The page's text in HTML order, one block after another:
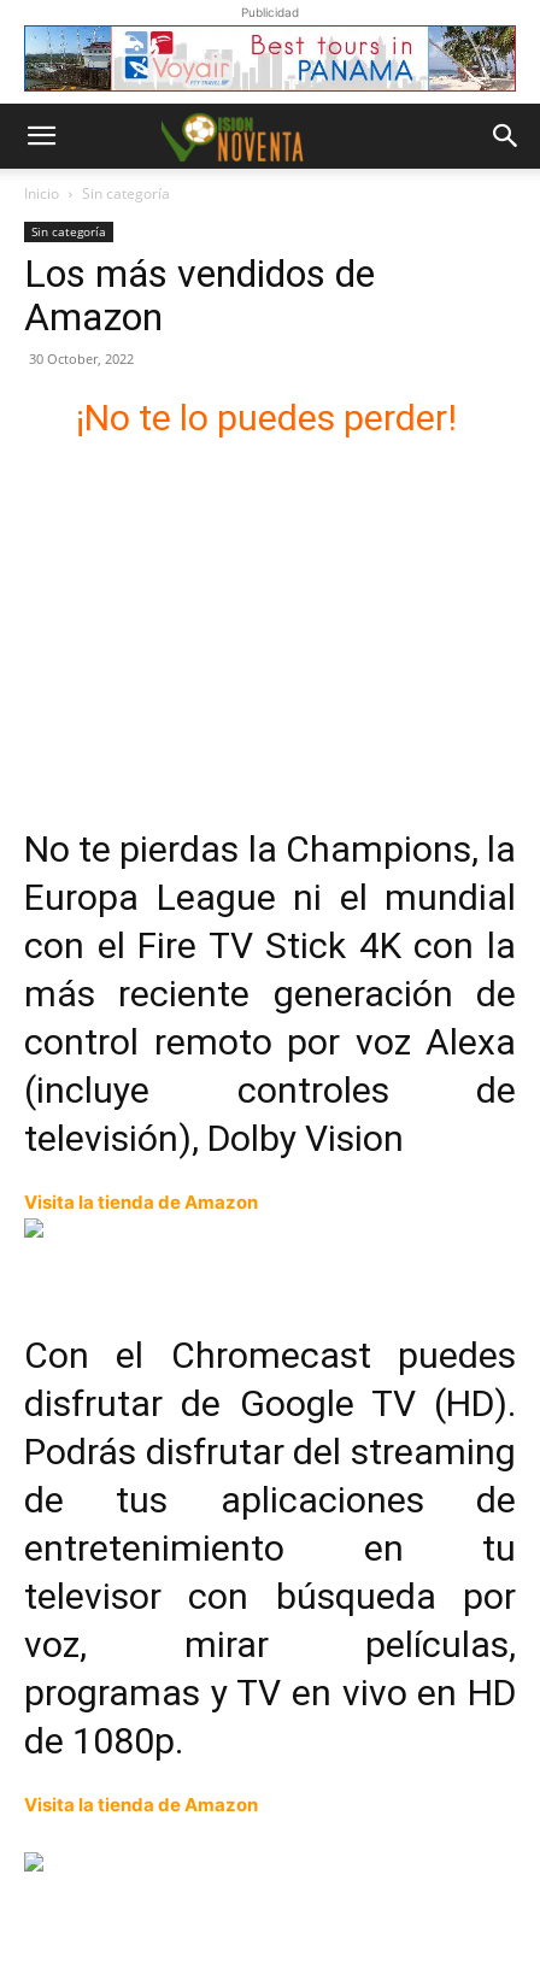
Publicidad
Inicio Sin categoría
Sin categoría
Los más vendidos de
Amazon
30 October, 2022
¡No te lo puedes perder!
No te pierdas la Champions, la
Europa League ni el mundial
con el Fire TV Stick 4K con la
más reciente generación de
control remoto por voz Alexa
(incluye controles de
televisión), Dolby Vision
Visita la tienda de Amazon
Con el Chromecast puedes
disfrutar de Google TV (HD).
Podrás disfrutar del streaming
de tus aplicaciones de
entretenimiento en tu
televisor con búsqueda por
voz, mirar películas,
programas y TV en vivo en HD
de 1080p.
Visita la tienda de Amazon